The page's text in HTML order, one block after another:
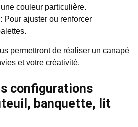
couleur particulière.
: Pour ajuster ou renforcer
permettront de réaliser un canapé
et votre créativité.
configurations
banquette, lit